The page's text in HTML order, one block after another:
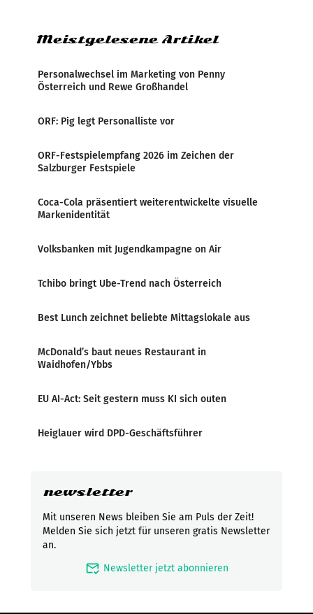
Meistgelesene Artikel
Personalwechsel im Marketing von Penny
Österreich und Rewe Großhandel
ORF: Pig legt Personalliste vor
ORF-Festspielempfang 2026 im Zeichen der
Salzburger Festspiele
Coca-Cola präsentiert weiterentwickelte visuelle
Markenidentität
Volksbanken mit Jugendkampagne on Air
Tchibo bringt Ube-Trend nach Österreich
Best Lunch zeichnet beliebte Mittagslokale aus
McDonald’s baut neues Restaurant in
Waidhofen/Ybbs
EU AI-Act: Seit gestern muss KI sich outen
Heiglauer wird DPD-Geschäftsführer
newsletter
Mit unseren News bleiben Sie am Puls der Zeit!
Melden Sie sich jetzt für unseren gratis Newsletter
an.
mark_email_read Newsletter jetzt abonnieren